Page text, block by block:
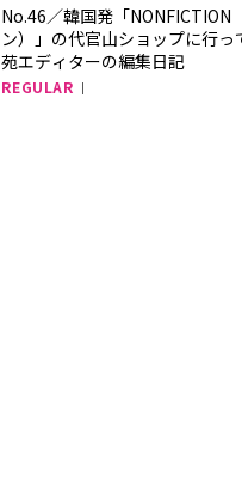
No.46／韓国発「NONFICTION
ン）」の代官山ショップに行
苑エディターの編集日記
REGULAR